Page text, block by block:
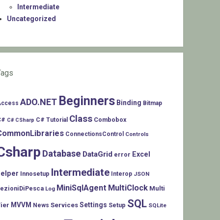
Intermediate
Uncategorized
ADO.NET Beginners Binding Bitmap
C# CSharp C# Tutorial Class Combobox
ConnectionsControl Controls
Database DataGrid error Excel
Innosetup Intermediate Interop JSON
Log MiniSqlAgent MultiClock Multi
MVVM News Services Settings Setup SQL SQLite